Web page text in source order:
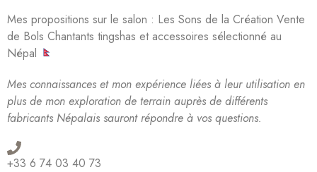
Mes propositions sur le salon : Les Sons de la Création Vente
de Bols Chantants tingshas et accessoires sélectionné au
Népal
Mes connaissances et mon expérience liées à leur utilisation en
plus de mon exploration de terrain auprès de différents
fabricants Népalais sauront répondre à vos questions.
+33 6 74 03 40 73